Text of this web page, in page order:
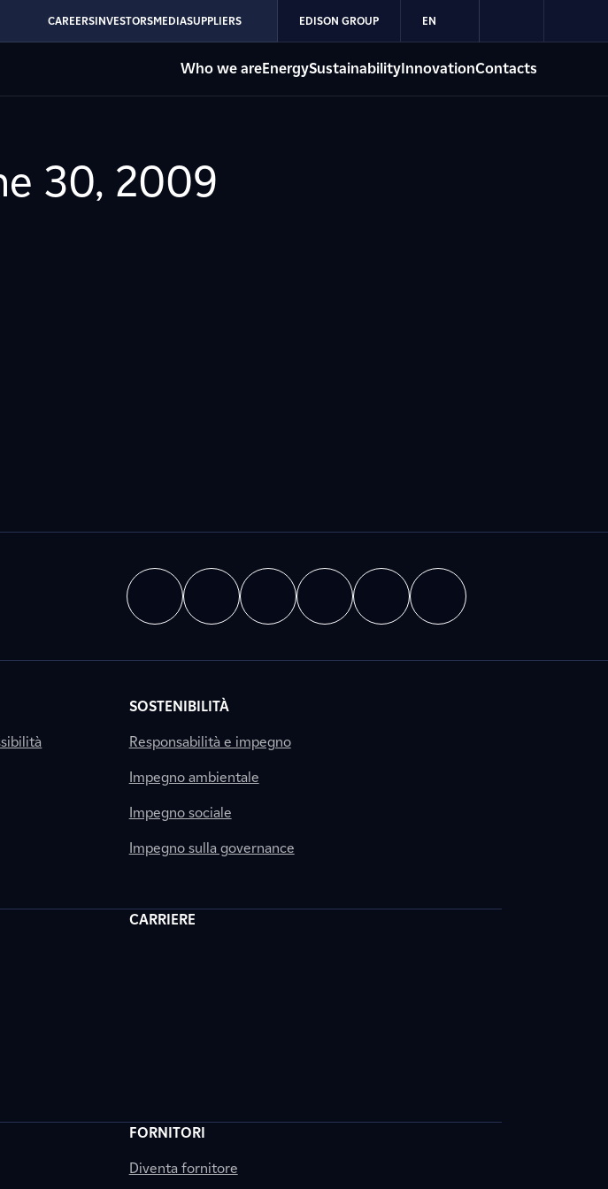
CAREERSINVESTORSMEDIASUPPLIERS EDISON GROUP EN
Who we areEnergySustainabilityInnovationContacts
30, 2009
SOSTENIBILITÀ
Responsabilità e impegno
Impegno ambientale
Impegno sociale
Impegno sulla governance
CARRIERE
FORNITORI
Diventa fornitore